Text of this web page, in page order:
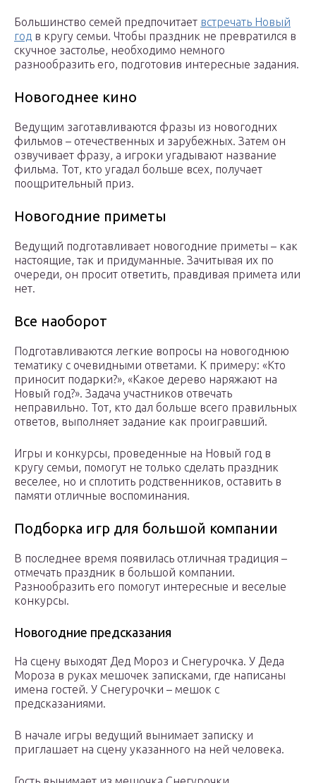
Большинство семей предпочитает встречать Новый
год в кругу семьи. Чтобы праздник не превратился в
скучное застолье, необходимо немного
разнообразить его, подготовив интересные задания.
Новогоднее кино
Ведущим заготавливаются фразы из новогодних
фильмов – отечественных и зарубежных. Затем он
озвучивает фразу, а игроки угадывают название
фильма. Тот, кто угадал больше всех, получает
поощрительный приз.
Новогодние приметы
Ведущий подготавливает новогодние приметы – как
настоящие, так и придуманные. Зачитывая их по
очереди, он просит ответить, правдивая примета или
нет.
Все наоборот
Подготавливаются легкие вопросы на новогоднюю
тематику с очевидными ответами. К примеру: «Кто
приносит подарки?», «Какое дерево наряжают на
Новый год?». Задача участников отвечать
неправильно. Тот, кто дал больше всего правильных
ответов, выполняет задание как проигравший.
Игры и конкурсы, проведенные на Новый год в
кругу семьи, помогут не только сделать праздник
веселее, но и сплотить родственников, оставить в
памяти отличные воспоминания.
Подборка игр для большой компании
В последнее время появилась отличная традиция –
отмечать праздник в большой компании.
Разнообразить его помогут интересные и веселые
конкурсы.
Новогодние предсказания
На сцену выходят Дед Мороз и Снегурочка. У Деда
Мороза в руках мешочек записками, где написаны
имена гостей. У Снегурочки – мешок с
предсказаниями.
В начале игры ведущий вынимает записку и
приглашает на сцену указанного на ней человека.